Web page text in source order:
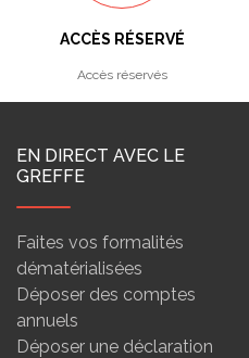
ACCÈS RÉSERVÉ
Accès réservés
EN DIRECT AVEC LE
GREFFE
Faites vos formalités
dématérialisées
Déposer des comptes
annuels
Déposer une déclaration